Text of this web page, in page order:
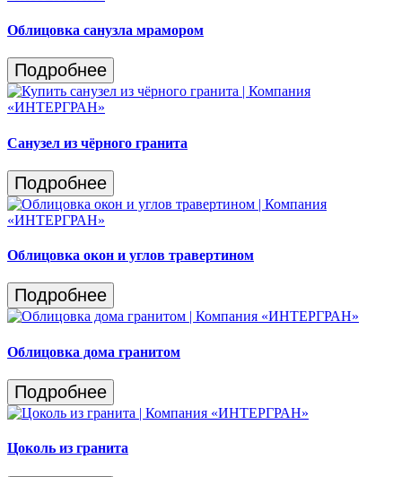
Облицовка санузла мрамором
Подробнее
Санузел из чёрного гранита
Подробнее
Облицовка окон и углов травертином
Подробнее
Облицовка дома гранитом
Подробнее
Цоколь из гранита